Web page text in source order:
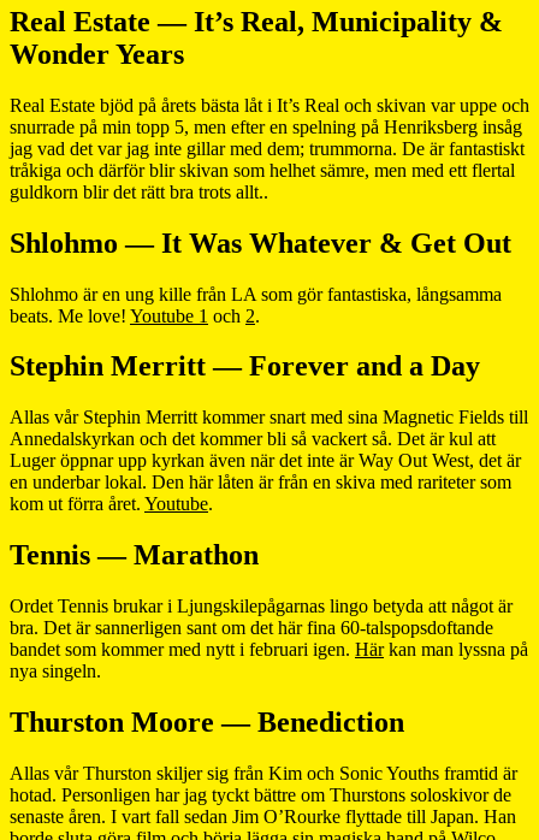
Real Estate — It’s Real, Municipality &
Wonder Years
Real Estate bjöd på årets bästa låt i It’s Real och skivan var uppe och
snurrade på min topp 5, men efter en spelning på Henriksberg insåg
jag vad det var jag inte gillar med dem; trummorna. De är fantastiskt
tråkiga och därför blir skivan som helhet sämre, men med ett flertal
guldkorn blir det rätt bra trots allt..
Shlohmo — It Was Whatever & Get Out
Shlohmo är en ung kille från LA som gör fantastiska, långsamma
beats. Me love! Youtube 1 och 2.
Stephin Merritt — Forever and a Day
Allas vår Stephin Merritt kommer snart med sina Magnetic Fields till
Annedalskyrkan och det kommer bli så vackert så. Det är kul att
Luger öppnar upp kyrkan även när det inte är Way Out West, det är
en underbar lokal. Den här låten är från en skiva med rariteter som
kom ut förra året. Youtube.
Tennis — Marathon
Ordet Tennis brukar i Ljungskilepågarnas lingo betyda att något är
bra. Det är sannerligen sant om det här fina 60-talspopsdoftande
bandet som kommer med nytt i februari igen. Härkan man lyssna på
nya singeln.
Thurston Moore — Benediction
Allas vår Thurston skiljer sig från Kim och Sonic Youths framtid är
hotad. Personligen har jag tyckt bättre om Thurstons soloskivor de
senaste åren. I vart fall sedan Jim O’Rourke flyttade till Japan. Han